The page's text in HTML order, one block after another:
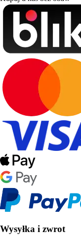
Wysyłka i zwrot